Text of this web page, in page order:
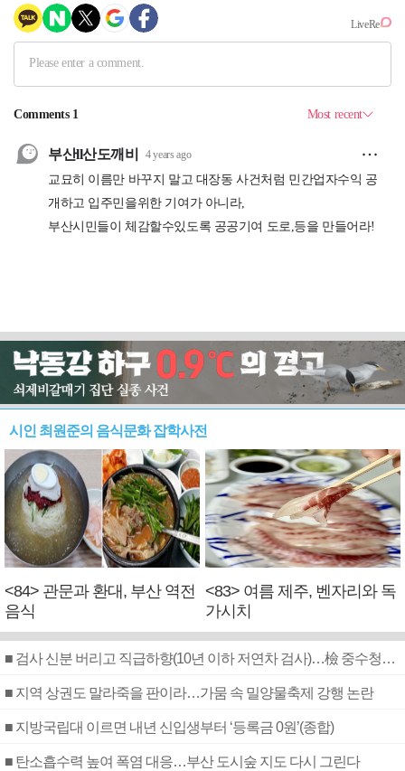
시인 최원준의 음식문화 잡학사전
<84> 관문과 환대, 부산 역전
음식
<83> 여름 제주, 벤자리와 독
가시치
■ 검사 신분 버리고 직급하향(10년 이하 저연차 검사)…檢 중수청행 기피
■ 지역 상권도 말라죽을 판이라…가뭄 속 밀양물축제 강행 논란
■ 지방국립대 이르면 내년 신입생부터 ‘등록금 0원’(종합)
■ 탄소흡수력 높여 폭염 대응…부산 도시숲 지도 다시 그린다